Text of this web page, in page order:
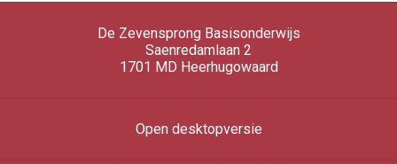
De Zevensprong Basisonderwijs
Saenredamlaan 2
1701 MD Heerhugowaard
Open desktopversie